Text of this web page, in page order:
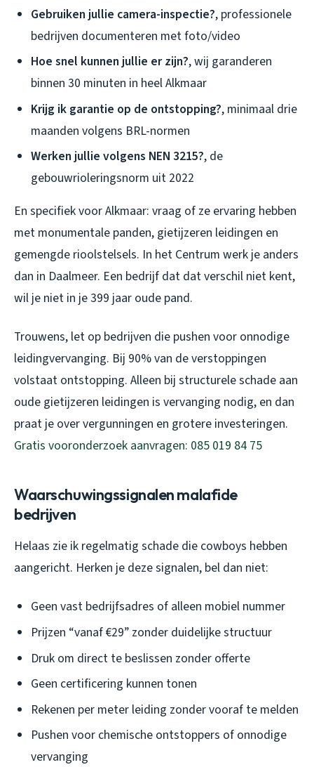
Gebruiken jullie camera-inspectie?, professionele
bedrijven documenteren met foto/video
Hoe snel kunnen jullie er zijn?, wij garanderen
binnen 30 minuten in heel Alkmaar
Krijg ik garantie op de ontstopping?, minimaal drie
maanden volgens BRL-normen
Werken jullie volgens NEN 3215?, de
gebouwrioleringsnorm uit 2022
En specifiek voor Alkmaar: vraag of ze ervaring hebben
met monumentale panden, gietijzeren leidingen en
gemengde rioolstelsels. In het Centrum werk je anders
dan in Daalmeer. Een bedrijf dat dat verschil niet kent,
wil je niet in je 399 jaar oude pand.
Trouwens, let op bedrijven die pushen voor onnodige
leidingvervanging. Bij 90% van de verstoppingen
volstaat ontstopping. Alleen bij structurele schade aan
oude gietijzeren leidingen is vervanging nodig, en dan
praat je over vergunningen en grotere investeringen.
Gratis vooronderzoek aanvragen: 085 019 84 75
Waarschuwingssignalen malafide
bedrijven
Helaas zie ik regelmatig schade die cowboys hebben
aangericht. Herken je deze signalen, bel dan niet:
Geen vast bedrijfsadres of alleen mobiel nummer
Prijzen “vanaf €29” zonder duidelijke structuur
Druk om direct te beslissen zonder offerte
Geen certificering kunnen tonen
Rekenen per meter leiding zonder vooraf te melden
Pushen voor chemische ontstoppers of onnodige
vervanging